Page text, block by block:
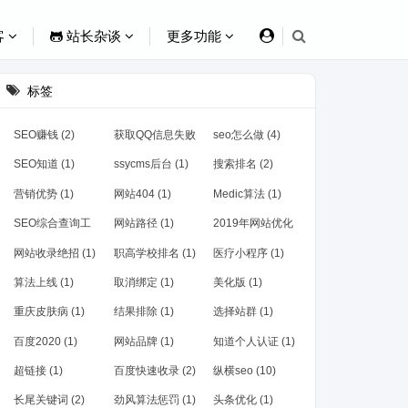
站长杂谈 更多功能
标签
SEO赚钱 (2) 获取QQ信息失败
(1)
seo怎么做 (4)
SEO知道 (1) ssycms后台 (1) 搜索排名 (2)
营销优势 (1) 网站404 (1) Medic算法 (1)
SEO综合查询工
具 (1)
网站路径 (1) 2019年网站优化
(1)
网站收录绝招 (1) 职高学校排名 (1) 医疗小程序 (1)
算法上线 (1) 取消绑定 (1) 美化版 (1)
重庆皮肤病 (1) 结果排除 (1) 选择站群 (1)
百度2020 (1) 网站品牌 (1) 知道个人认证 (1)
超链接 (1) 百度快速收录 (2) 纵横seo (10)
长尾关键词 (2) 劲风算法惩罚 (1) 头条优化 (1)